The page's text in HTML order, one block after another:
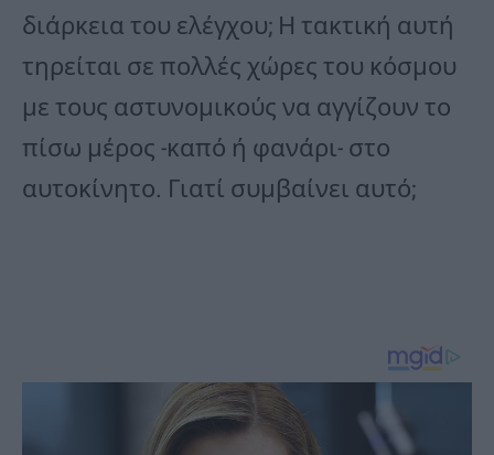
διάρκεια του ελέγχου; Η τακτική αυτή
τηρείται σε πολλές χώρες του κόσμου
με τους αστυνομικούς να αγγίζουν το
πίσω μέρος -καπό ή φανάρι- στο
αυτοκίνητο. Γιατί συμβαίνει αυτό;